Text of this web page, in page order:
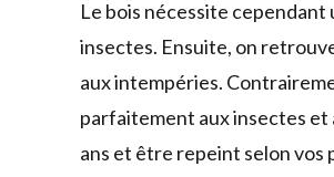
Le bois nécessite
insectes. Ensuite, on
aux intempéries.
parfaitement aux insectes et
ans et être repeint selon vos